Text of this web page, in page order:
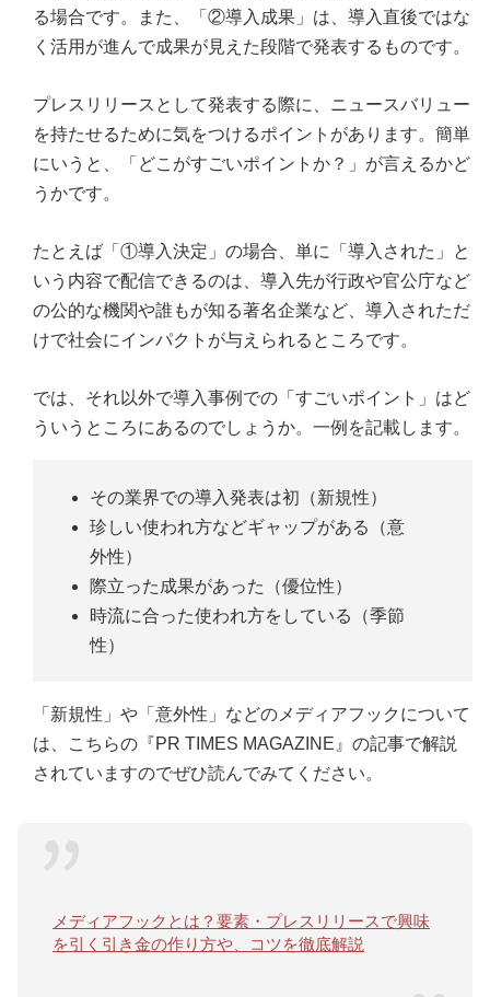
る場合です。また、「②導入成果」は、導入直後ではな
く活用が進んで成果が見えた段階で発表するものです。
プレスリリースとして発表する際に、ニュースバリュー
を持たせるために気をつけるポイントがあります。簡単
にいうと、「どこがすごいポイントか？」が言えるかど
うかです。
たとえば「①導入決定」の場合、単に「導入された」と
いう内容で配信できるのは、導入先が行政や官公庁など
の公的な機関や誰もが知る著名企業など、導入されただ
けで社会にインパクトが与えられるところです。
では、それ以外で導入事例での「すごいポイント」はど
ういうところにあるのでしょうか。一例を記載します。
その業界での導入発表は初（新規性）
珍しい使われ方などギャップがある（意
外性）
際立った成果があった（優位性）
時流に合った使われ方をしている（季節
性）
「新規性」や「意外性」などのメディアフックについて
は、こちらの『PR TIMES MAGAZINE』の記事で解説
されていますのでぜひ読んでみてください。
メディアフックとは？要素・プレスリリースで興味
を引く引き金の作り方や、コツを徹底解説